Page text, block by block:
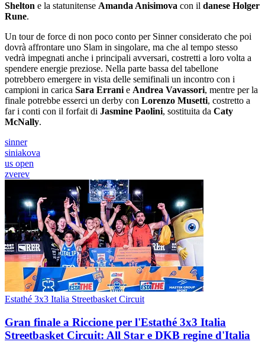
Shelton e la statunitense Amanda Anisimova con il danese Holger
Rune.
Un tour de force di non poco conto per Sinner considerato che poi
dovrà affrontare uno Slam in singolare, ma che al tempo stesso
vedrà impegnati anche i principali avversari, costretti a loro volta a
spendere energie preziose. Nella parte bassa del tabellone
potrebbero emergere in vista delle semifinali un incontro con i
campioni in carica Sara Errani e Andrea Vavassori, mentre per la
finale potrebbe esserci un derby con Lorenzo Musetti, costretto a
far i conti con il forfait di Jasmine Paolini, sostituita da Caty
McNally.
sinner
siniakova
us open
zverev
Estathé 3x3 Italia Streetbasket Circuit
Gran finale a Riccione per l'Estathé 3x3 Italia
Streetbasket Circuit: All Star e DKB regine d'Italia